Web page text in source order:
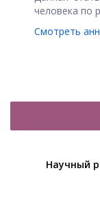
человека по
Смотреть
Научный